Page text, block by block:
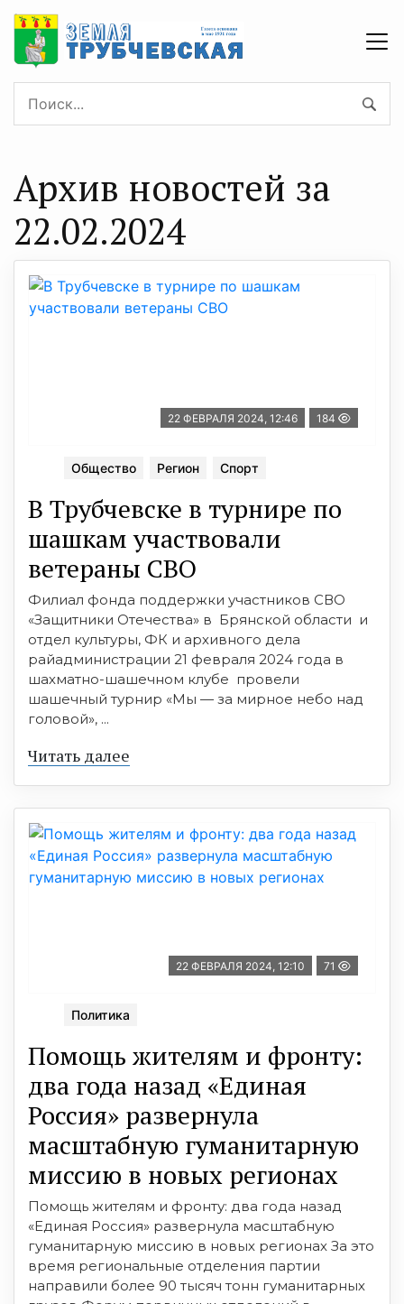
Архив новостей за
22.02.2024
22 ФЕВРАЛЯ 2024, 12:46 184
Общество Регион Спорт
В Трубчевске в турнире по
шашкам участвовали
ветераны СВО
Филиал фонда поддержки участников СВО
«Защитники Отечества» в Брянской области и
отдел культуры, ФК и архивного дела
райадминистрации 21 февраля 2024 года в
шахматно-шашечном клубе провели
шашечный турнир «Мы — за мирное небо над
головой», ...
Читать далее
22 ФЕВРАЛЯ 2024, 12:10 71
Политика
Помощь жителям и фронту:
два года назад «Единая
Россия» развернула
масштабную гуманитарную
миссию в новых регионах
Помощь жителям и фронту: два года назад
«Единая Россия» развернула масштабную
гуманитарную миссию в новых регионах За это
время региональные отделения партии
направили более 90 тысяч тонн гуманитарных